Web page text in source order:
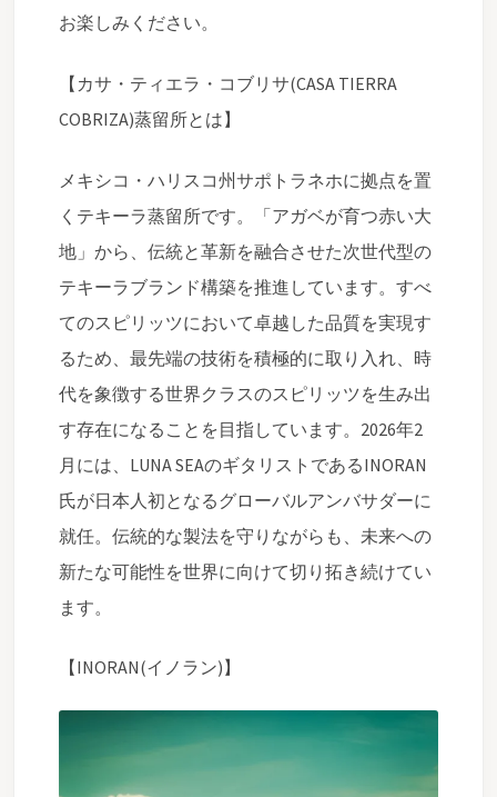
お楽しみください。
【カサ・ティエラ・コブリサ(CASA TIERRA
COBRIZA)蒸留所とは】
メキシコ・ハリスコ州サポトラネホに拠点を置
くテキーラ蒸留所です。「アガベが育つ赤い大
地」から、伝統と革新を融合させた次世代型の
テキーラブランド構築を推進しています。すべ
てのスピリッツにおいて卓越した品質を実現す
るため、最先端の技術を積極的に取り入れ、時
代を象徴する世界クラスのスピリッツを生み出
す存在になることを目指しています。2026年2
月には、LUNA SEAのギタリストであるINORAN
氏が日本人初となるグローバルアンバサダーに
就任。伝統的な製法を守りながらも、未来への
新たな可能性を世界に向けて切り拓き続けてい
ます。
【INORAN(イノラン)】